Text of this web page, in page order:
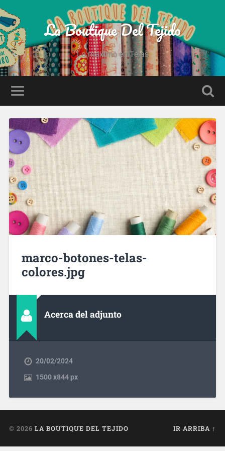
La Boutique Del Tejido
Lo maximo en Telas
marco-botones-telas-
colores.jpg
Acerca del adjunto
20/02/2024
1500x844 px
© 2026 LA BOUTIQUE DEL TEJIDO IR ARRIBA ↑